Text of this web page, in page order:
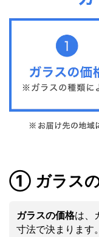
① ガラス
ガラスの価格は、
寸法で決まります。